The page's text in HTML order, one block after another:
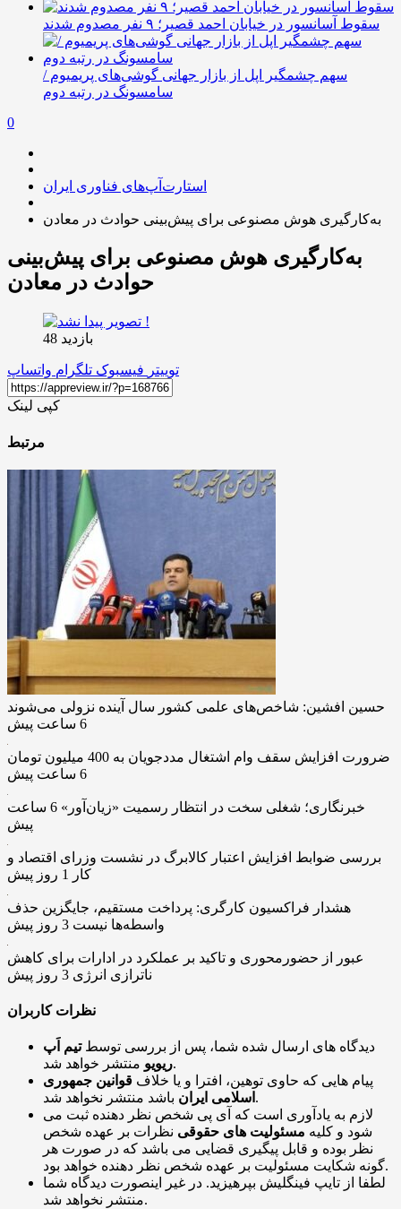
سقوط آسانسور در خیابان احمد قصیر؛ ۹ نفر مصدوم شدند
سهم چشمگیر اپل از بازار جهانی گوشی‌های پریمیوم /
سامسونگ در رتبه دوم
0
استارت‌آپ‌های فناوری ایران
به‌کارگیری هوش مصنوعی برای پیش‌بینی حوادث در معادن
به‌کارگیری هوش مصنوعی برای پیش‌بینی
حوادث در معادن
بازدید 48
توییتر فیسبوک تلگرام واتساپ
کپی لینک
مرتبط
حسین افشین: شاخص‌های علمی کشور سال آینده نزولی می‌شوند
6 ساعت پیش
ضرورت افزایش سقف وام اشتغال مددجویان به 400 میلیون تومان
6 ساعت پیش
خبرنگاری؛ شغلی سخت در انتظار رسمیت «زیان‌آور»
6 ساعت
پیش
بررسی ضوابط افزایش اعتبار کالابرگ در نشست وزرای اقتصاد و
کار
1 روز پیش
هشدار فراکسیون کارگری: پرداخت مستقیم، جایگزین حذف
واسطه‌ها نیست 3 روز پیش
عبور از حضورمحوری و تاکید بر عملکرد در ادارات برای کاهش
ناترازی انرژی 3 روز پیش
نظرات کاربران
دیدگاه های ارسال شده شما، پس از بررسی توسطتیم اَپ
ریویومنتشر خواهد شد.
پیام هایی که حاوی توهین، افترا و یا خلاف قوانین جمهوری
اسلامی ایران باشد منتشر نخواهد شد.
لازم به یادآوری است که آی پی شخص نظر دهنده ثبت می
شود و کلیه مسئولیت های حقوقی نظرات بر عهده شخص
نظر بوده و قابل پیگیری قضایی می باشد که در صورت هر
گونه شکایت مسئولیت بر عهده شخص نظر دهنده خواهد بود.
لطفا از تایپ فینگلیش بپرهیزید. در غیر اینصورت دیدگاه شما
منتشر نخواهد شد.